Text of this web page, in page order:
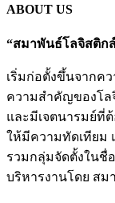
ABOUT US
“สมาพันธ์โลจิสติก
เริ่มก่อตั้งขึ้นจากค
ความสำคัญของโล
และมีเจตนารมย์ที่
ให้มีความทัดเทียม
รวมกลุ่มจัดตั้งในชื่
บริหารงานโดย ส